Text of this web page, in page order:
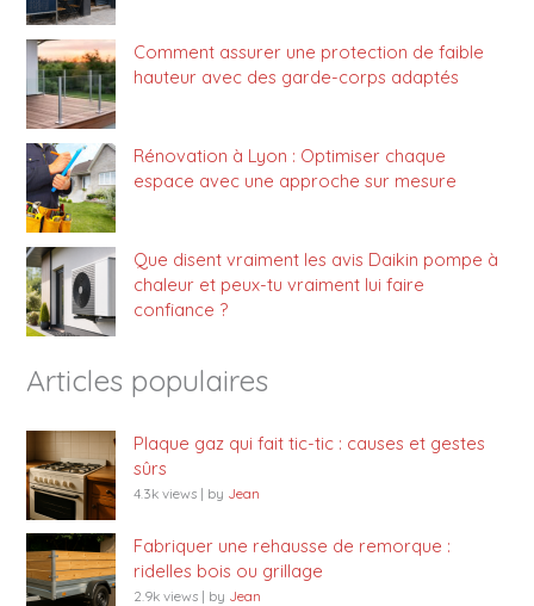
Comment assurer une protection de faible
hauteur avec des garde-corps adaptés
Rénovation à Lyon : Optimiser chaque
espace avec une approche sur mesure
Que disent vraiment les avis Daikin pompe à
chaleur et peux-tu vraiment lui faire
confiance ?
Articles populaires
Plaque gaz qui fait tic-tic : causes et gestes
sûrs
4.3k views | by Jean
Fabriquer une rehausse de remorque :
ridelles bois ou grillage
2.9k views | by Jean